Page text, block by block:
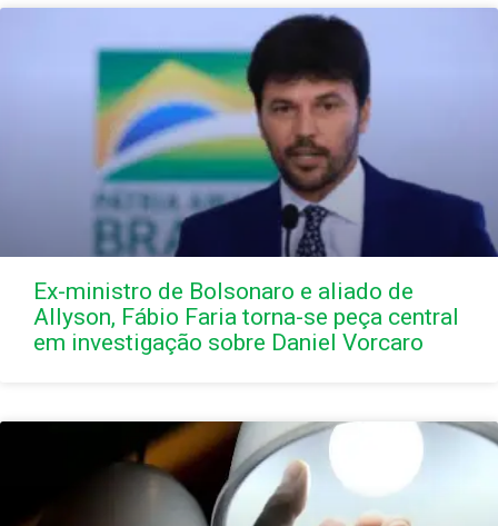
Ex-ministro de Bolsonaro e aliado de
Allyson, Fábio Faria torna-se peça central
em investigação sobre Daniel Vorcaro